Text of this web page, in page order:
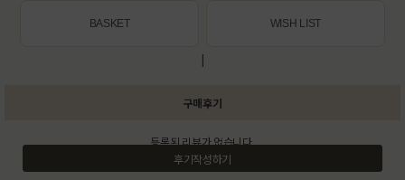
BASKET WISH LIST
|
구매후기
등록된 리뷰가 없습니다.
후기작성하기